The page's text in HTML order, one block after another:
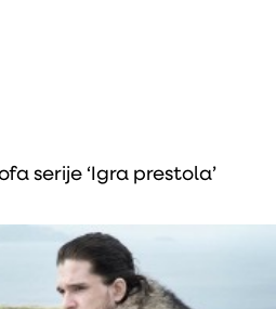
serije ‘Igra prestola’